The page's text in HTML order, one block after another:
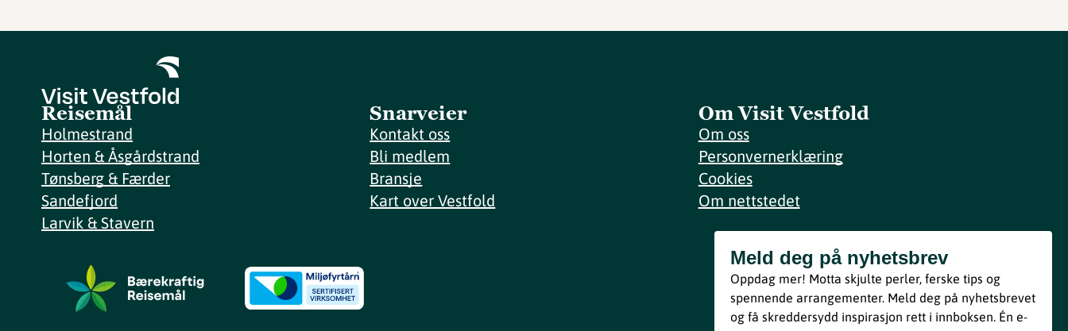
Reisemål
Holmestrand
Horten & Åsgårdstrand
Tønsberg & Færder
Sandefjord
Larvik & Stavern
Snarveier
Kontakt oss
Bli medlem
Bransje
Kart over Vestfold
Om Visit Vestfold
Om oss
Personvernerklæring
Cookies
Om nettstedet
Meld deg på nyhetsbrev
Bli med
Ved å melde deg inn godtar du våre vilkår i henhold til vår
Meld deg på nyhetsbrev
Oppdag mer! Motta skjulte perler, ferske tips og
spennende arrangementer. Meld deg på nyhetsbrevet
og få skreddersydd inspirasjon rett i innboksen. Én e-